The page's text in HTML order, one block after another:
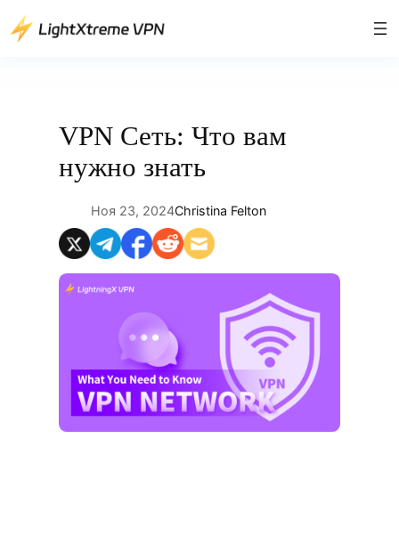
Перейти
VPN Сеть: Что вам
нужно знать
Ноя 23, 2024Christina Felton